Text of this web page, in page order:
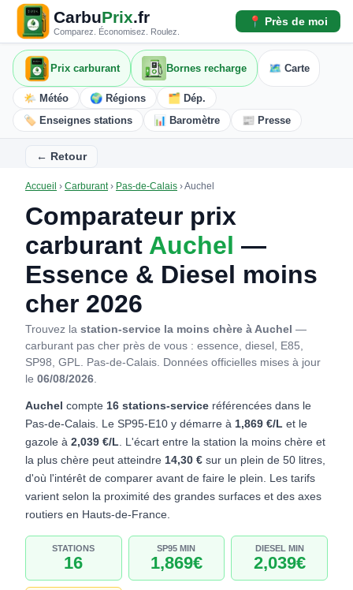
CarbuPrix.fr
Comparez. Économisez. Roulez.
📍 Près de moi
Prix carburant Bornes recharge 🗺️ Carte
🌤️ Météo 🌍 Régions
🗂️ Dép.
🏷️ Enseignes stations
📊 Baromètre 📰 Presse
← Retour
Accueil › Carburant› Pas-de-Calais ›Auchel
Comparateur prix
carburant Auchel —
Essence & Diesel moins
cher 2026
Trouvez la station-service la moins chère à Auchel —
carburant pas cher près de vous : essence, diesel, E85,
SP98, GPL. Pas-de-Calais. Données officielles mises à jour
le 06/08/2026.
Auchel compte 16 stations-service référencées dans le
Pas-de-Calais. Le SP95-E10 y démarre à 1,869 €/L et le
gazole à 2,039 €/L. L'écart entre la station la moins chère et
la plus chère peut atteindre 14,30 € sur un plein de 50 litres,
d'où l'intérêt de comparer avant de faire le plein. Les tarifs
varient selon la proximité des grandes surfaces et des axes
routiers en Hauts-de-France.
STATIONS
16
SP95 MIN
1,869€
DIESEL MIN
2,039€